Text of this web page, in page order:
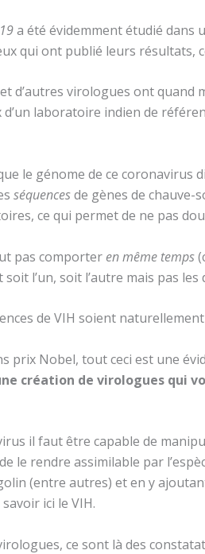
a été évidemment étudié dans
qui ont publié leurs résultats,
d’autres virologues ont quand
laboratoire indien de
le génome de ce coronavirus
séquencesde gènes de chauve-
ce qui permet de ne pas
pas comporter en même temps
l’un, soit l’autre mais pas les
de VIH soient
prix Nobel, tout ceci est une
création de virologues qui
il faut être capable de
le rendre assimilable par
(entre autres) et en y
ici le VIH.
ce sont là des